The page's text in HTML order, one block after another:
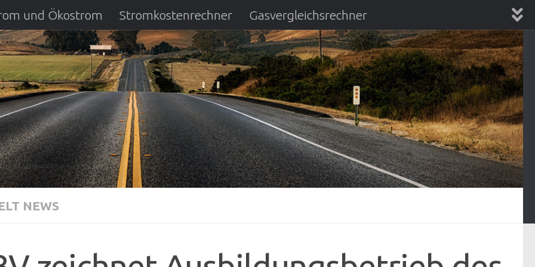
und Ökostrom Stromkostenrechner Gasvergleichsrechner
DSL Anbietervergleich Kreditvergleichsrechner
NEWS